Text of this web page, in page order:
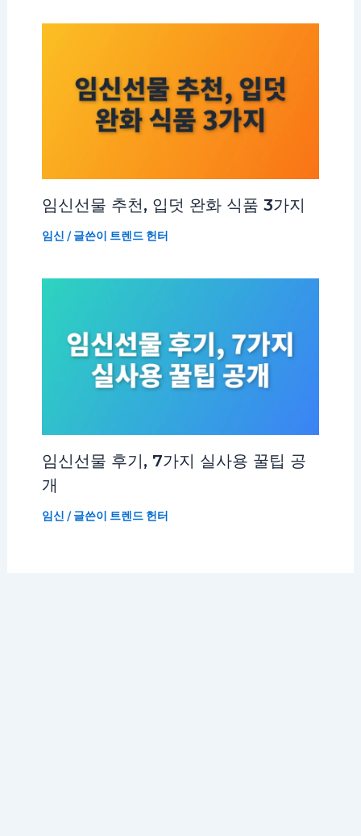
임신선물 추천, 입덧 완화 식품 3가지
임신 / 글쓴이 트렌드 헌터
임신선물 후기, 7가지 실사용 꿀팁 공
개
임신 / 글쓴이 트렌드 헌터